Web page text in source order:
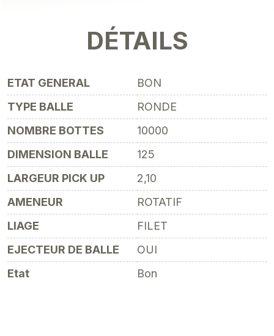
DÉTAILS
ETAT GENERAL
BON
TYPE BALLE
RONDE
NOMBRE BOTTES
10000
DIMENSION BALLE
125
LARGEUR PICK UP
2,10
AMENEUR
ROTATIF
LIAGE
FILET
EJECTEUR DE BALLE
OUI
Etat
Bon